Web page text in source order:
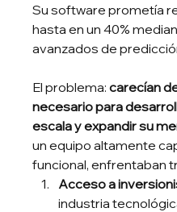
Su software prometía
hasta en un 40%
avanzados de
El problema: carecían
necesario para
escala y expandir su
un equipo altamente
funcional, enfrentaban
Acceso a
industria